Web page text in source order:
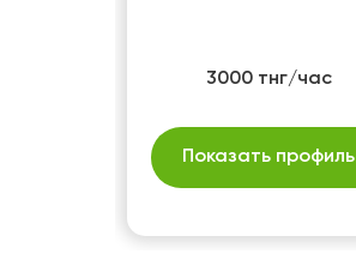
3000 тнг/час
Показать профиль